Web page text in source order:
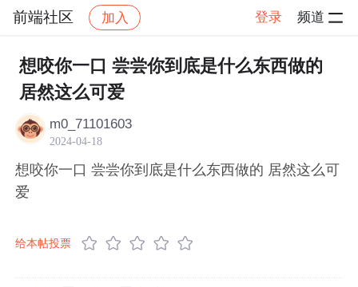
前端社区 加入 登录 频道
社区 前端社区 感慨 帖子详情
想咬你一口 尝尝你到底是什么东西做的
居然这么可爱
m0_71101603
2024-04-18
想咬你一口 尝尝你到底是什么东西做的 居然这么可
爱
给本帖投票